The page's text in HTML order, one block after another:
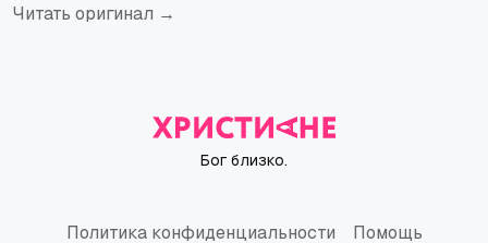
Читать оригинал →
Бог близко.
Политика конфиденциальности Помощь